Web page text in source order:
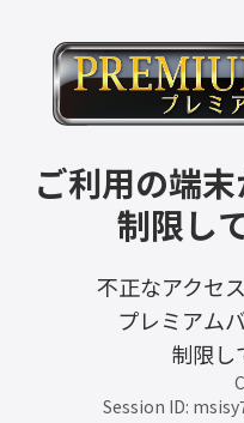
ご利用の端
制限し
不正なアクセ
プレミアム
制限し
Session ID: